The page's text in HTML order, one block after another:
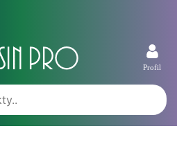
Profil